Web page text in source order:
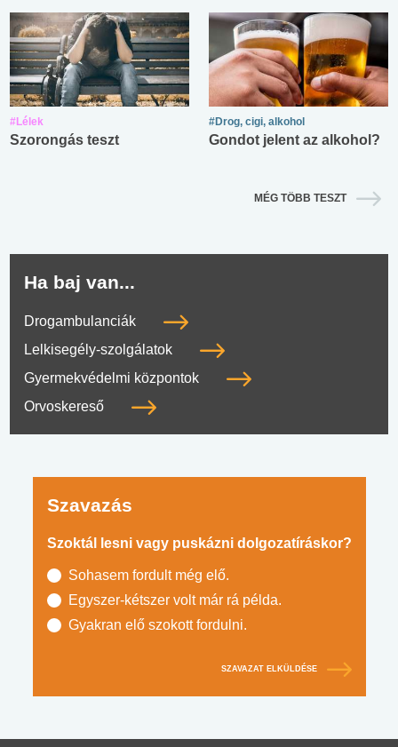
#Lélek
Szorongás teszt
#Drog, cigi, alkohol
Gondot jelent az alkohol?
MÉG TÖBB TESZT
Ha baj van...
Drogambulanciák
Lelkisegély-szolgálatok
Gyermekvédelmi központok
Orvoskereső
Szavazás
Szoktál lesni vagy puskázni dolgozatíráskor?
Sohasem fordult még elő.
Egyszer-kétszer volt már rá példa.
Gyakran elő szokott fordulni.
SZAVAZAT ELKÜLDÉSE